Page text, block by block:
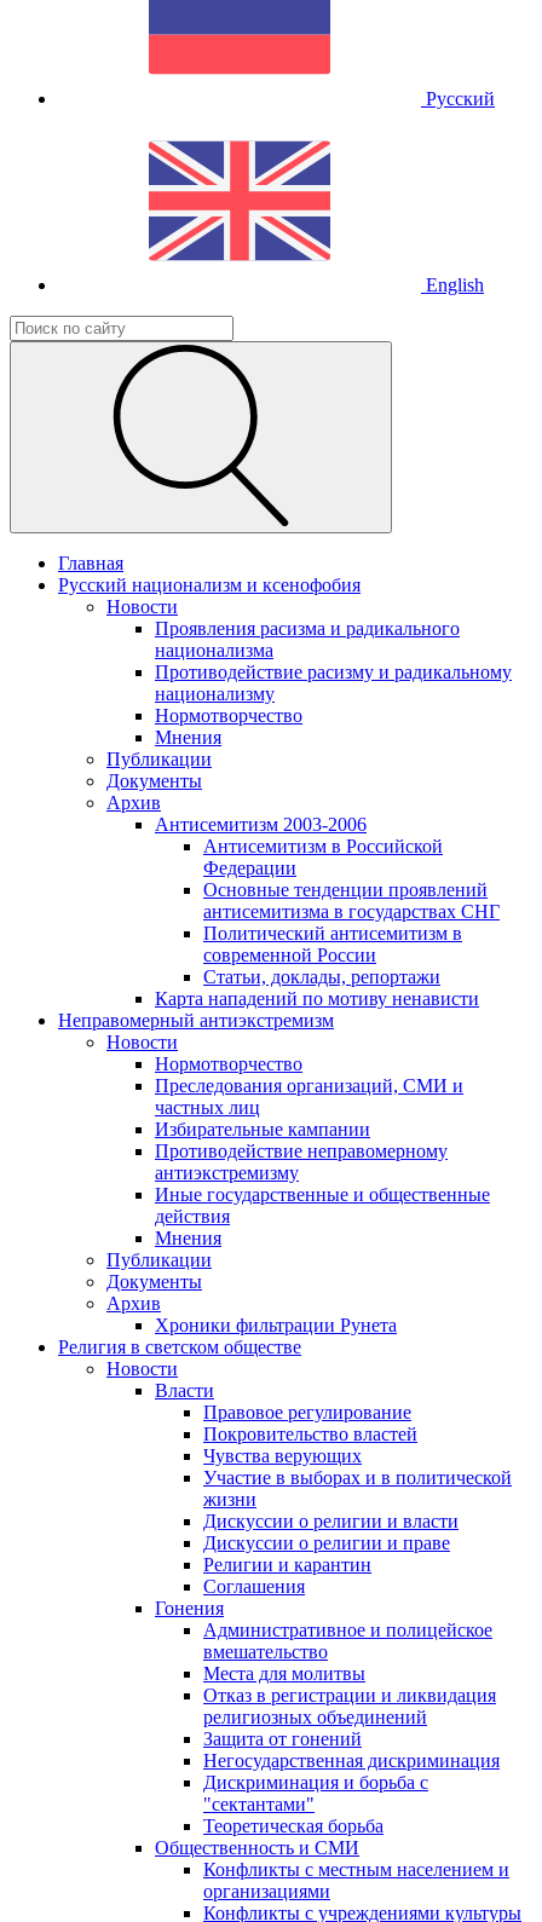
Русский
English
Главная
Русский национализм и ксенофобия
Новости
Проявления расизма и радикального
национализма
Противодействие расизму и радикальному
национализму
Нормотворчество
Мнения
Публикации
Документы
Архив
Антисемитизм 2003-2006
Антисемитизм в Российской
Федерации
Основные тенденции проявлений
антисемитизма в государствах СНГ
Политический антисемитизм в
современной России
Статьи, доклады, репортажи
Карта нападений по мотиву ненависти
Неправомерный антиэкстремизм
Новости
Нормотворчество
Преследования организаций, СМИ и
частных лиц
Избирательные кампании
Противодействие неправомерному
антиэкстремизму
Иные государственные и общественные
действия
Мнения
Публикации
Документы
Архив
Хроники фильтрации Рунета
Религия в светском обществе
Новости
Власти
Правовое регулирование
Покровительство властей
Чувства верующих
Участие в выборах и в политической
жизни
Дискуссии о религии и власти
Дискуссии о религии и праве
Религии и карантин
Соглашения
Гонения
Административное и полицейское
вмешательство
Места для молитвы
Отказ в регистрации и ликвидация
религиозных объединений
Защита от гонений
Негосударственная дискриминация
Дискриминация и борьба с
"сектантами"
Теоретическая борьба
Общественность и СМИ
Конфликты с местным населением и
организациями
Конфликты с учреждениями культуры